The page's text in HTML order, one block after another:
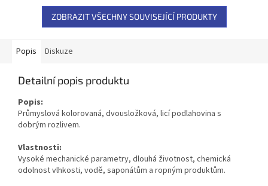
ZOBRAZIT VŠECHNY SOUVISEJÍCÍ PRODUKTY
Popis Diskuze
Detailní popis produktu
Popis:
Průmyslová kolorovaná, dvousložková, licí podlahovina s
dobrým rozlivem.
Vlastnosti:
Vysoké mechanické parametry, dlouhá životnost, chemická
odolnost vlhkosti, vodě, saponátům a ropným produktům.